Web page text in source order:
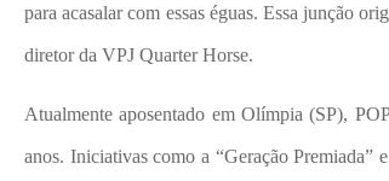
para acasalar com essas éguas. Essa junção
diretor da VPJ Quarter Horse.
Atualmente aposentado em Olímpia (SP),
anos. Iniciativas como a “Geração